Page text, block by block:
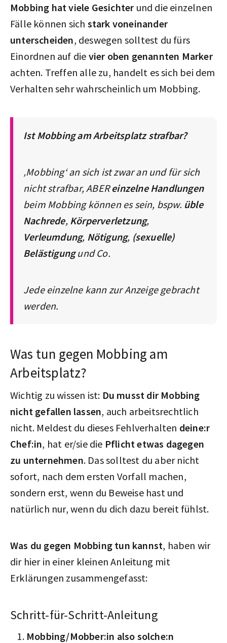
Mobbing hat viele Gesichter und die einzelnen
Fälle können sich stark voneinander
unterscheiden, deswegen solltest du fürs
Einordnen auf die vier oben genannten Marker
achten. Treffen alle zu, handelt es sich bei dem
Verhalten sehr wahrscheinlich um Mobbing.
Ist Mobbing am Arbeitsplatz strafbar?
‚Mobbing‘ an sich ist zwar an und für sich
nicht strafbar, ABEReinzelne Handlungen
beim Mobbing können es sein, bspw. üble
Nachrede, Körperverletzung,
Verleumdung, Nötigung, (sexuelle)
Belästigungund Co.
Jede einzelne kann zur Anzeige gebracht
werden.
Was tun gegen Mobbing am
Arbeitsplatz?
Wichtig zu wissen ist: Du musst dir Mobbing
nicht gefallen lassen, auch arbeitsrechtlich
nicht. Meldest du dieses Fehlverhalten deine:r
Chef:in, hat er/sie die Pflicht etwas dagegen
zu unternehmen. Das solltest du aber nicht
sofort, nach dem ersten Vorfall machen,
sondern erst, wenn du Beweise hast und
natürlich nur, wenn du dich dazu bereit fühlst.
Was du gegen Mobbing tun kannst, haben wir
dir hier in einer kleinen Anleitung mit
Erklärungen zusammengefasst:
Schritt-für-Schritt-Anleitung
Mobbing/Mobber:in also solche:n